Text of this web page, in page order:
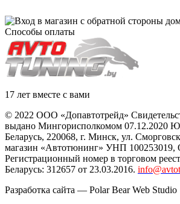
Способы оплаты
17 лет вместе с вами
© 2022 ООО «Допавтотрейд»
выдано Мингорисполкомом 07.12.2020
Беларусь, 220068, г. Минск, ул.
магазин «Автотюнинг» УНП
Регистрационный номер в торговом
Беларусь: 312657 от 23.03.2016.
Разработка сайта — Polar Bear Web Studio